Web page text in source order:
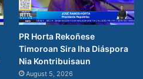
PR Horta Rekoñese
Timoroan Sira Iha Diáspora
Nia Kontribuisaun
August 5, 2026